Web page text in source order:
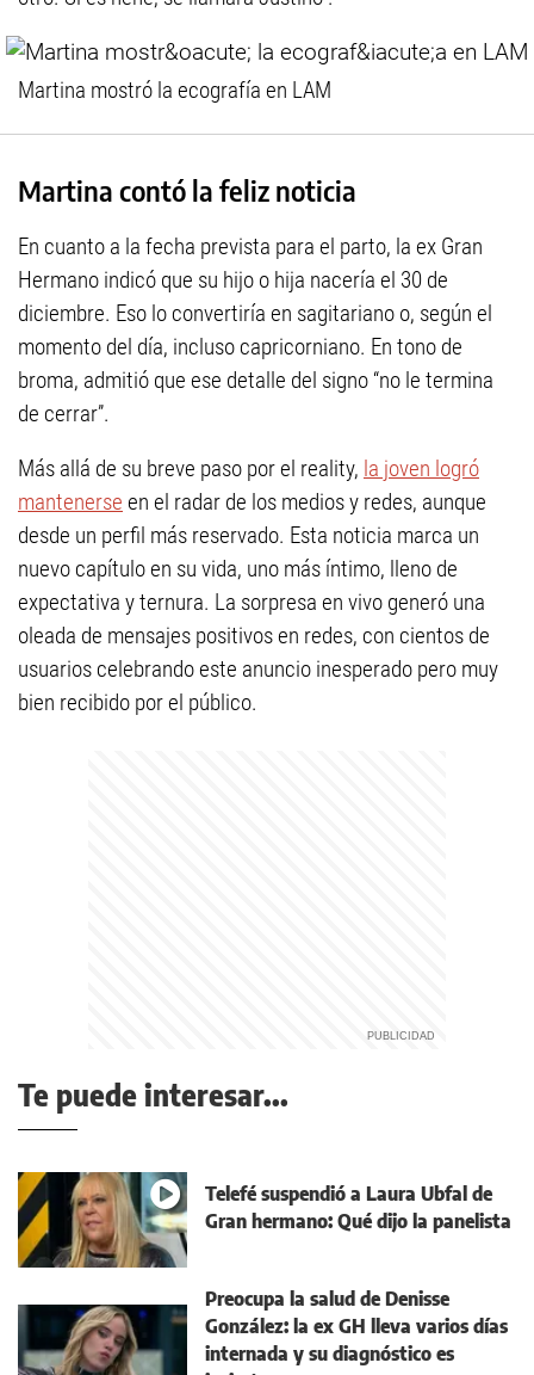
Martina mostró la ecografía en LAM
Martina contó la feliz noticia
En cuanto a la fecha prevista para el parto, la ex Gran
Hermano indicó que su hijo o hija nacería el 30 de
diciembre. Eso lo convertiría en sagitariano o, según el
momento del día, incluso capricorniano. En tono de
broma, admitió que ese detalle del signo “no le termina
de cerrar”.
Más allá de su breve paso por el reality, la joven logró
mantenerse en el radar de los medios y redes, aunque
desde un perfil más reservado. Esta noticia marca un
nuevo capítulo en su vida, uno más íntimo, lleno de
expectativa y ternura. La sorpresa en vivo generó una
oleada de mensajes positivos en redes, con cientos de
usuarios celebrando este anuncio inesperado pero muy
bien recibido por el público.
Te puede interesar...
Telefé suspendió a Laura Ubfal de
Gran hermano: Qué dijo la panelista
Preocupa la salud de Denisse
González: la ex GH lleva varios días
internada y su diagnóstico es